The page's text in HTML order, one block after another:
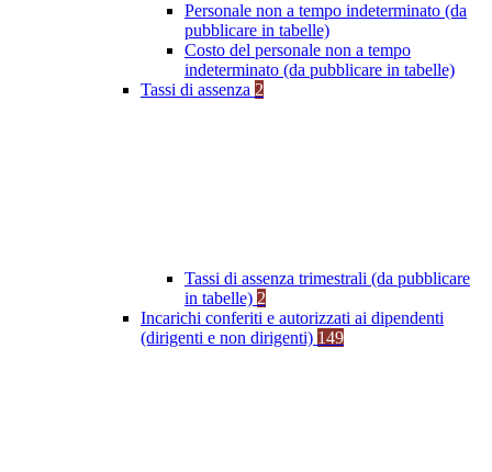
Personale non a tempo indeterminato (da
pubblicare in tabelle)
Costo del personale non a tempo
indeterminato (da pubblicare in tabelle)
Tassi di assenza 2
Tassi di assenza trimestrali (da pubblicare
in tabelle) 2
Incarichi conferiti e autorizzati ai dipendenti
(dirigenti e non dirigenti) 149